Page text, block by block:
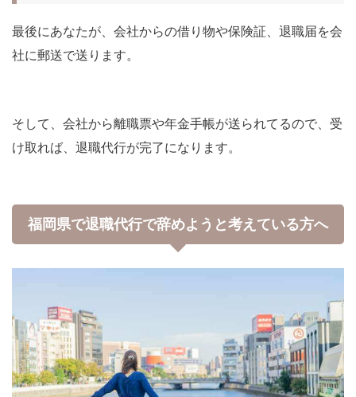
最後にあなたが、会社からの借り物や保険証、退職届を会
社に郵送で送ります。
そして、会社から離職票や年金手帳が送られてるので、受
け取れば、退職代行が完了になります。
福岡県で退職代行で辞めようと考えている方へ